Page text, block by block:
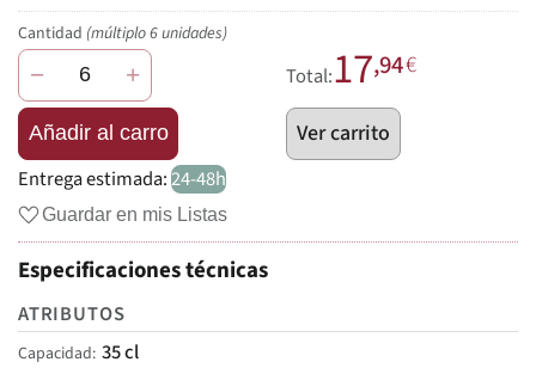
Cantidad (múltiplo 6 unidades)
− +
Añadir al carro
Total:17,94€
Ver carrito
Entrega estimada:24-48h
Guardar en mis Listas
Especificaciones técnicas
ATRIBUTOS
Capacidad 35 cl